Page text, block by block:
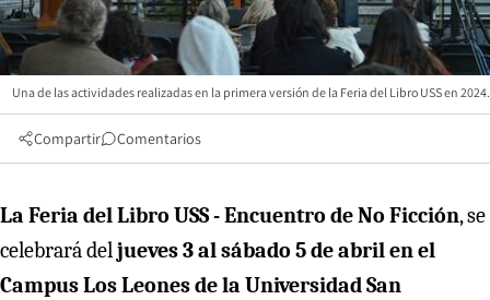
Una de las actividades realizadas en la primera versión de la Feria del Libro USS en 2024.
Compartir Comentarios
La Feria del Libro USS - Encuentro de No Ficción, se
celebrará deljueves 3 al sábado 5 de abril en el
Campus Los Leonesde la Universidad San